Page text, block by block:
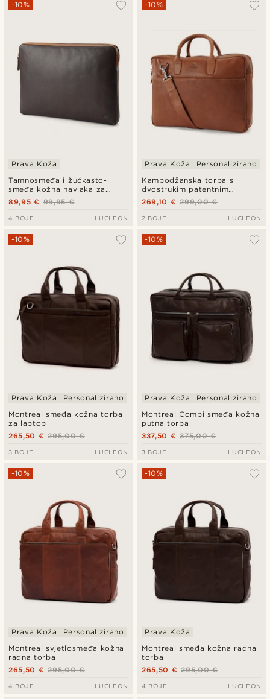
Tamnosmeđa i žućkasto-
smeđa kožna navlaka za
laptop Lou
-10%
Prava Koža
99,95 €
89,95 €
4 BOJE LUCLEON
Kambodžanska torba s
dvostrukim patentnim
zatvaračem, smeđa, za
izvršne poslove
-10%
Prava Koža Personalizirano
299,00 €
269,10 €
2 BOJE LUCLEON
Montreal smeđa kožna torba
za laptop
-10%
Prava Koža Personalizirano
295,00 €
265,50 €
3 BOJE LUCLEON
Montreal Combi smeđa kožna
putna torba
-10%
Prava Koža Personalizirano
375,00 €
337,50 €
3 BOJE LUCLEON
Montreal svjetlosmeđa kožna
radna torba
-10%
Prava Koža Personalizirano
295,00 €
265,50 €
4 BOJE LUCLEON
Montreal smeđa kožna radna
torba
-10%
Prava Koža
295,00 €
265,50 €
4 BOJE LUCLEON